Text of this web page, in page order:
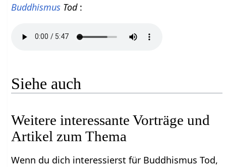
Buddhismus Tod :
Siehe auch
Weitere interessante Vorträge und
Artikel zum Thema
Wenn du dich interessierst für Buddhismus Tod,